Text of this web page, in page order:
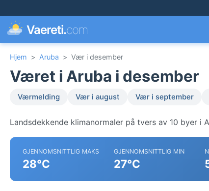
Vaereti.com
Hjem > Aruba > Vær i desember
Været i Aruba i desember
Værmelding Vær i august Vær i september
Landsdekkende klimanormaler på tvers av 10 byer i
GJENNOMSNITTLIG MAKS
28°C
GJENNOMSNITTLIG MIN
27°C